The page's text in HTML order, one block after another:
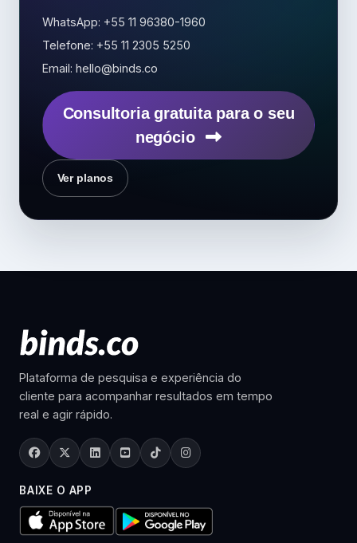
WhatsApp: +55 11 96380-1960
Telefone: +55 11 2305 5250
Email: hello@binds.co
Consultoria gratuita para o seu
negócio
Ver planos
Plataforma de pesquisa e experiência do
cliente para acompanhar resultados em tempo
real e agir rápido.
BAIXE O APP